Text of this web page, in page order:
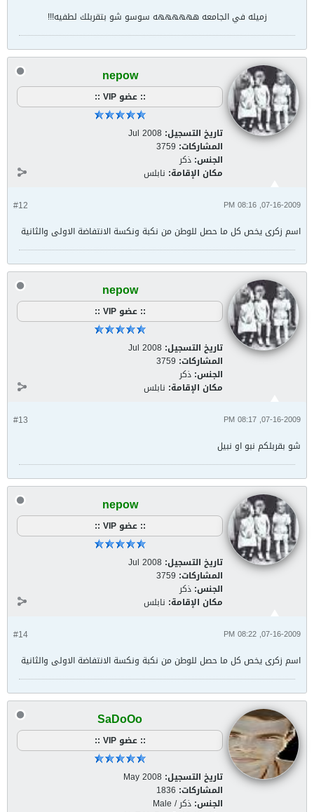
زميله في الجامعه ههههههه سوسو شو بتقربلك لطفيه!!!
nepow
:: عضو VIP ::
تاريخ التسجيل: Jul 2008
المشاركات: 3759
الجنس: ذكر
مكان الإقامة: نابلس
#12 07-16-2009, 08:16 PM
اسم زكرى يخص كل ما حصل للوطن من نكبة ونكسة الانتفاضة الاولى والثانية
nepow
:: عضو VIP ::
تاريخ التسجيل: Jul 2008
المشاركات: 3759
الجنس: ذكر
مكان الإقامة: نابلس
#13 07-16-2009, 08:17 PM
شو بقربلكم نبو او نبيل
nepow
:: عضو VIP ::
تاريخ التسجيل: Jul 2008
المشاركات: 3759
الجنس: ذكر
مكان الإقامة: نابلس
#14 07-16-2009, 08:22 PM
اسم زكرى يخص كل ما حصل للوطن من نكبة ونكسة الانتفاضة الاولى والثانية
SaDoOo
:: عضو VIP ::
تاريخ التسجيل: May 2008
المشاركات: 1836
الجنس: ذكر / Male